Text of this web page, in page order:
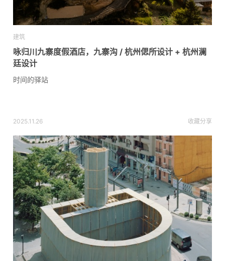
建筑
咏归川九寨度假酒店，九寨沟 / 杭州偲所设计 + 杭州澜
廷设计
时间的驿站
2025.11.26 收藏分享